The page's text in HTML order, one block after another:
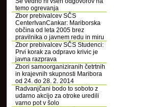
temo ogrevanja
Zbor prebivalcev SČS
CenterIvanCankar: Mariborska
občina od leta 2005 brez
pravilnika o javnem redu in miru
Zbor prebivalcev SČS Studenci:
Prvi korak za odpravo krivic je
javna razprava
Zbori samoorganiziranih četrtnih
in krajevnih skupnosti Maribora
od 24. do 28. 2. 2014
Radvanjčani bodo to soboto z
udarno akcijo za otroke uredili
varno pot v šolo